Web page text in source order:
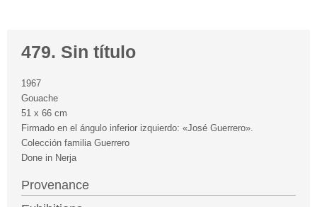
479. Sin título
1967
Gouache
51 x 66 cm
Firmado en el ángulo inferior izquierdo: «José Guerrero».
Colección familia Guerrero
Done in Nerja
Provenance